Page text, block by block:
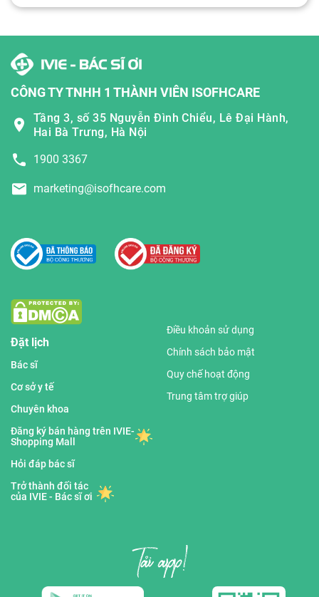
CÔNG TY TNHH 1 THÀNH VIÊN ISOFHCARE
Tầng 3, số 35 Nguyễn Đình Chiểu, Lê Đại Hành,
Hai Bà Trưng, Hà Nội
1900 3367
marketing@isofhcare.com
Đặt lịch
Bác sĩ
Cơ sở y tế
Chuyên khoa
Đăng ký bán hàng trên IVIE-
Shopping Mall
Hỏi đáp bác sĩ
Trở thành đối tác
của IVIE - Bác sĩ ơi
Điều khoản sử dụng
Chính sách bảo mật
Quy chế hoạt động
Trung tâm trợ giúp